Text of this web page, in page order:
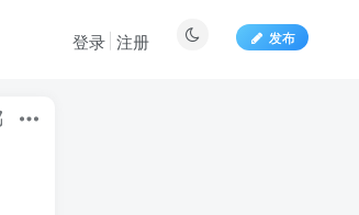
发布
登录 注册